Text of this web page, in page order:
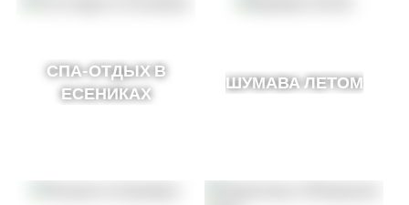
СПА-ОТДЫХ В
ЕСЕНИКАХ
ШУМАВА ЛЕТОМ